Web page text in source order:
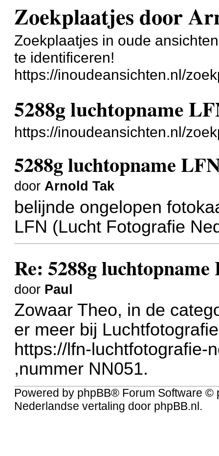
Zoekplaatjes door
Zoekplaatjes in oude
te identificeren!
https://inoudeansichten.nl/
5288g luchtopname
https://inoudeansichten.nl/
5288g luchtopname
door Arnold Tak
belijnde ongelopen
LFN (Lucht Fotografie
Re: 5288g
door Paul
Zowaar Theo, in de
er meer bij
https://lfn-luchtfotografie-
,nummer NN051.
Powered by phpBB® Forum Software ©
Nederlandse vertaling door phpBB.nl .